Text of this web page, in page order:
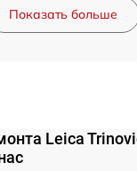
Показать больше
Leica